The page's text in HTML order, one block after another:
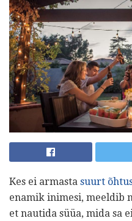
Kes ei armasta suurt
enamik inimesi, meeldib
et nautida süüa, mida sa